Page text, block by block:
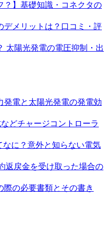
？】基礎知識・コネクタの
デメリットは？口コミ・評
太陽光発電の電圧抑制・出
発電と太陽光発電の発電効
どチャージコントローラ
に？意外と知らない電気
返戻金を受け取った場合の
際の必要書類とその書き